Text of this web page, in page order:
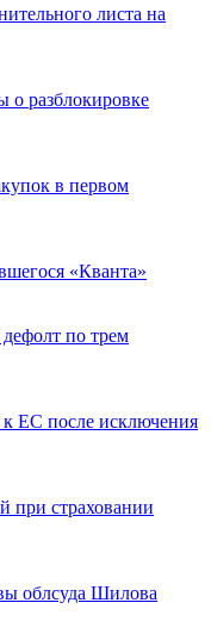
листа на
разблокировке
в первом
«Кванта»
по трем
к ЕС после исключения
при страховании
облсуда Шилова